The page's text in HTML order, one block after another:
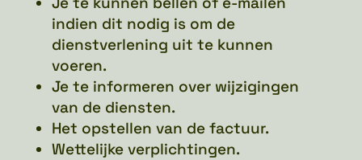
indien dit nodig is om de
dienstverlening uit te kunnen
voeren.
Je te informeren over wijzigingen
van de diensten.
Het opstellen van de factuur.
Wettelijke verplichtingen.